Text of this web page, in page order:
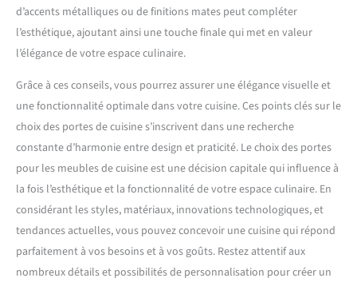
d’accents métalliques ou de finitions mates peut compléter
l’esthétique, ajoutant ainsi une touche finale qui met en valeur
l’élégance de votre espace culinaire.
Grâce à ces conseils, vous pourrez assurer une élégance visuelle et
une fonctionnalité optimale dans votre cuisine. Ces points clés sur le
choix des portes de cuisine s’inscrivent dans une recherche
constante d’harmonie entre design et praticité. Le choix des portes
pour les meubles de cuisine est une décision capitale qui influence à
la fois l’esthétique et la fonctionnalité de votre espace culinaire. En
considérant les styles, matériaux, innovations technologiques, et
tendances actuelles, vous pouvez concevoir une cuisine qui répond
parfaitement à vos besoins et à vos goûts. Restez attentif aux
nombreux détails et possibilités de personnalisation pour créer un